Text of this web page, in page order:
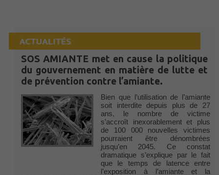
SOS AMIANTE met en cause la politique
du gouvernement en matière de lutte et
de prévention contre l’amiante.
Bien que l’utilisation de l’amiante
soit interdite depuis plus de 27
ans, le nombre de victime
s’accroît inexorablement et plus
de 100 000 nouvelles victimes
pourraient être dénombrées
jusqu’en 2045. Ce constat
dramatique s’explique par le fait
que le temps de latence entre
l’exposition à l’amiante et la